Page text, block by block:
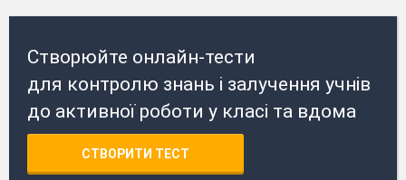
Створюйте онлайн-тести
для контролю знань і залучення учнів
до активної роботи у класі та вдома
СТВОРИТИ ТЕСТ